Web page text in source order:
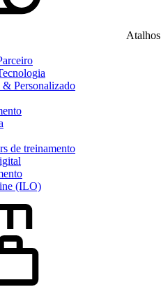
Atalhos
Personalizado
de treinamento
(ILO)